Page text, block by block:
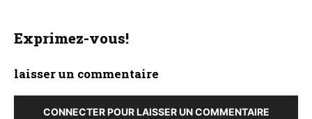
Exprimez-vous!
laisser un commentaire
CONNECTER POUR LAISSER UN COMMENTAIRE